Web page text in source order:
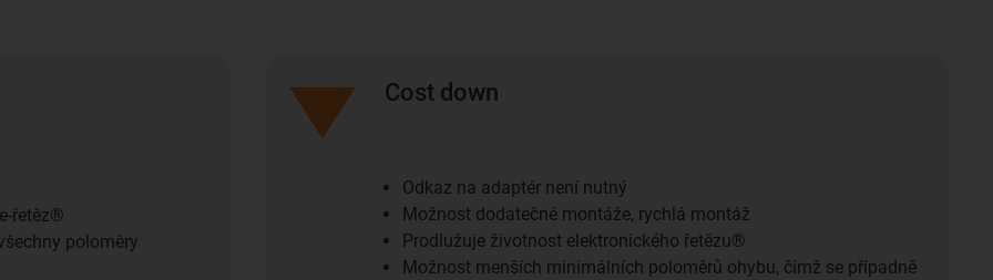
řetěz®
poloměry
Cost down
Odkaz na adaptér není nutný
Možnost dodatečné montáže, rychlá montáž
Prodlužuje životnost elektronického řetězu®
Možnost menších minimálních poloměrů ohybu, čímž se případně